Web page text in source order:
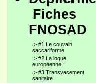
Fiches
FNOSAD
> #1 Le couvain
saccariforme
> #2 La loque
européenne
> #3 Transvasement
sanitaire